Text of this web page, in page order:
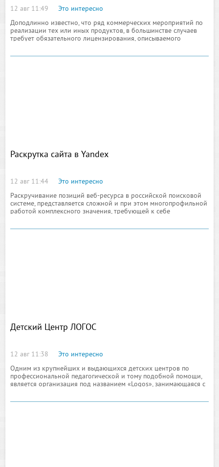
12 авг 11:49
Это интересно
Доподлинно известно, что ряд коммерческих мероприятий по
реализации тех или иных продуктов, в большинстве случаев
требует обязательного лицензирования, описываемого
Раскрутка сайта в Yandex
12 авг 11:44
Это интересно
Раскручивание позиций веб-ресурса в российской поисковой
системе, представляется сложной и при этом многопрофильной
работой комплексного значения, требующей к себе
Детский Центр ЛОГОС
12 авг 11:38
Это интересно
Одним из крупнейших и выдающихся детских центров по
профессиональной педагогической и тому подобной помощи,
является организация под названием «Logos», занимающаяся с